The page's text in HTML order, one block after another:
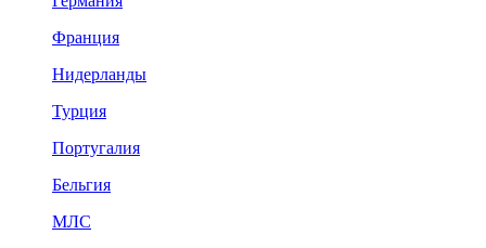
Франция
Нидерланды
Турция
Португалия
Бельгия
МЛС